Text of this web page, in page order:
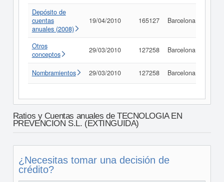
Depósito de
cuentas
anuales (2008)
19/04/2010 165127 Barcelona
Otros
conceptos
29/03/2010 127258 Barcelona
Nombramientos 29/03/2010 127258 Barcelona
Ratios y Cuentas anuales de TECNOLOGIA EN
PREVENCION S.L. (EXTINGUIDA)
¿Necesitas tomar una decisión de
crédito?